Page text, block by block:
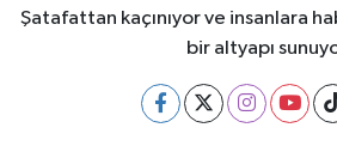
Şatafattan kaçınıyor ve insanlara
bir altyapı